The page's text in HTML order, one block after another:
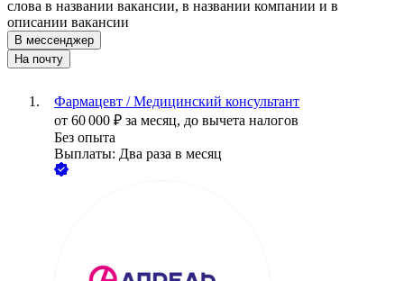
слова в названии вакансии, в названии компании и в
описании вакансии
В мессенджер
На почту
Фармацевт / Медицинский консультант
от 60 000 ₽ за месяц, до вычета налогов
Без опыта
Выплаты: Два раза в месяц